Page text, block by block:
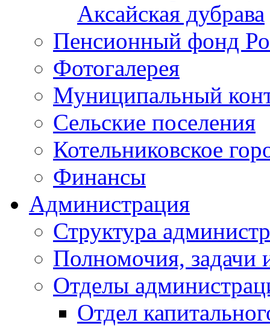
Аксайская дубрава
Пенсионный фонд
Фотогалерея
Муниципальный
Сельские поселения
Котельниковское
Финансы
Администрация
Структура
Полномочия, задачи
Отделы
Отдел